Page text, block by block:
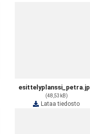
(48,53kB)
Lataa tiedosto